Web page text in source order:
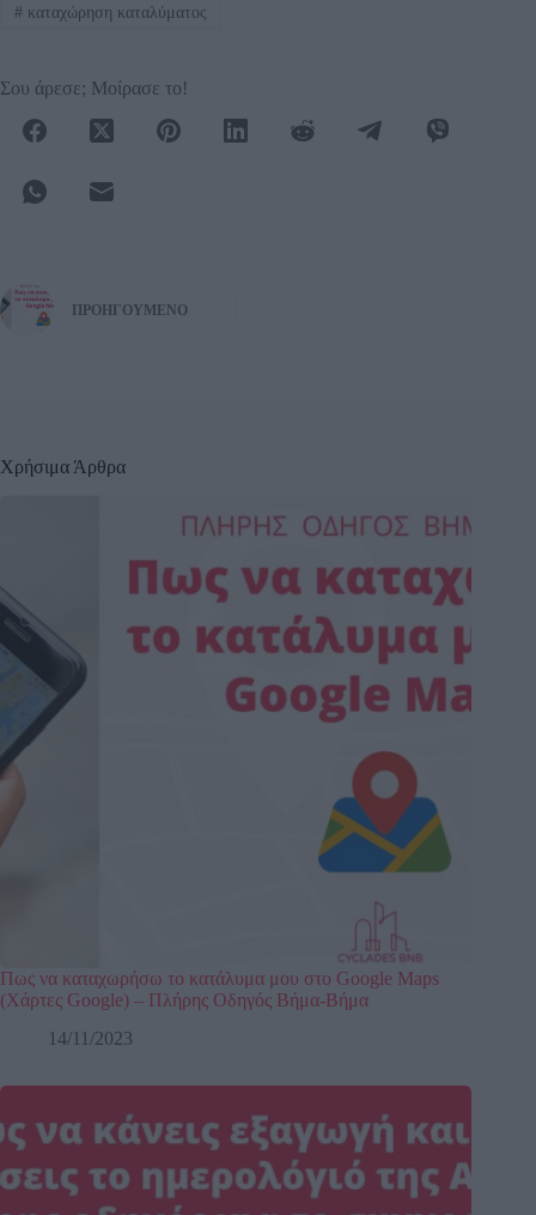
# καταχώρηση καταλύματος
Σου άρεσε; Μοίρασε το!
ΠΡΟΗΓΟΎΜΕΝΟ
Χρήσιμα Άρθρα
Πως να καταχωρήσω το κατάλυμα μου στο Google Maps
(Χάρτες Google) – Πλήρης Οδηγός Βήμα-Βήμα
14/11/2023